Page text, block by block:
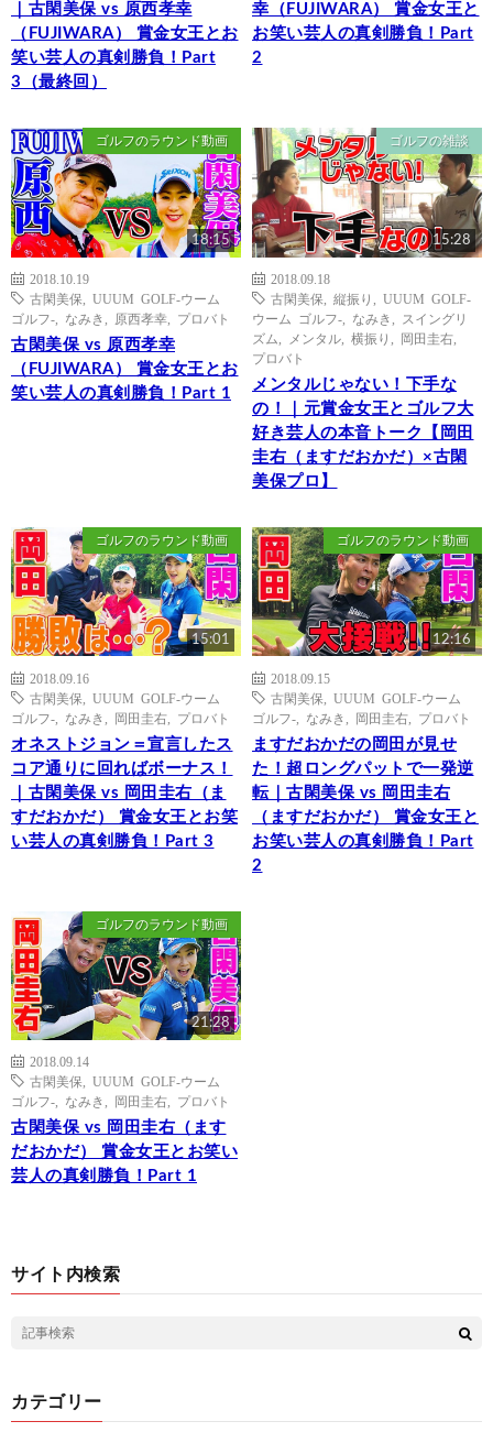
｜古閑美保 vs 原西孝幸
（FUJIWARA） 賞金女王とお
笑い芸人の真剣勝負！Part
3（最終回）
幸（FUJIWARA） 賞金女王と
お笑い芸人の真剣勝負！Part
2
ゴルフのラウンド動画
18:15
2018.10.19
古閑美保
UUUM GOLF-ウーム
ゴルフ-
なみき 原西孝幸 プロバト
古閑美保 vs 原西孝幸
（FUJIWARA） 賞金女王とお
笑い芸人の真剣勝負！Part 1
ゴルフの雑談
15:28
2018.09.18
古閑美保
縦振り
UUUM GOLF-
ウーム ゴルフ-
なみき
スイングリ
ズム
メンタル 横振り 岡田圭右
プロバト
メンタルじゃない！下手な
の！｜元賞金女王とゴルフ大
好き芸人の本音トーク【岡田
圭右（ますだおかだ）×古閑
美保プロ】
ゴルフのラウンド動画
15:01
2018.09.16
古閑美保
UUUM GOLF-ウーム
ゴルフ-
なみき 岡田圭右 プロバト
オネストジョン＝宣言したス
コア通りに回ればボーナス！
｜古閑美保 vs 岡田圭右（ま
すだおかだ） 賞金女王とお笑
い芸人の真剣勝負！Part 3
ゴルフのラウンド動画
12:16
2018.09.15
古閑美保
UUUM GOLF-ウーム
ゴルフ-
なみき 岡田圭右 プロバト
ますだおかだの岡田が見せ
た！超ロングパットで一発逆
転｜古閑美保 vs 岡田圭右
（ますだおかだ） 賞金女王と
お笑い芸人の真剣勝負！Part
2
ゴルフのラウンド動画
21:28
2018.09.14
古閑美保
UUUM GOLF-ウーム
ゴルフ-
なみき 岡田圭右 プロバト
古閑美保 vs 岡田圭右（ます
だおかだ） 賞金女王とお笑い
芸人の真剣勝負！Part 1
サイト内検索
カテゴリー